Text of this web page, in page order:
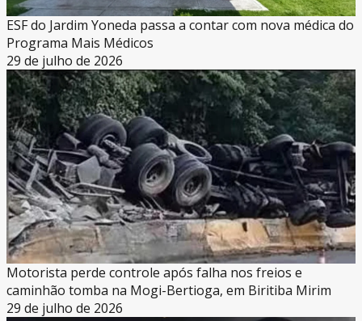
ESF do Jardim Yoneda passa a contar com nova médica do
Programa Mais Médicos
29 de julho de 2026
Motorista perde controle após falha nos freios e
caminhão tomba na Mogi-Bertioga, em Biritiba Mirim
29 de julho de 2026